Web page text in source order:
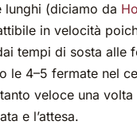
lunghi (diciamo da
in velocità
tempi di sosta alle
le 4–5 fermate nel
veloce una volta
e l’attesa.